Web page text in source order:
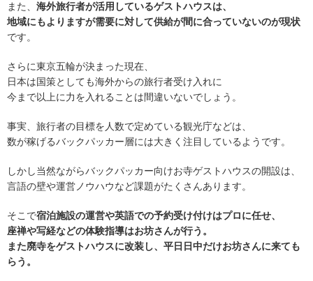
また、 海外旅行者が活用しているゲストハウスは、
地域にもよりますが需要に対して供給が間に合っていないのが現状
です。
さらに東京五輪が決まった現在、
日本は国策としても海外からの旅行者受け入れに
今まで以上に力を入れることは間違いないでしょう。
事実、旅行者の目標を人数で定めている観光庁などは、
数が稼げるバックパッカー層には大きく注目しているようです。
しかし当然ながらバックパッカー向けお寺ゲストハウスの開設は、
言語の壁や運営ノウハウなど課題がたくさんあります。
そこで宿泊施設の運営や英語での予約受け付けはプロに任せ、
座禅や写経などの体験指導はお坊さんが行う。
また廃寺をゲストハウスに改装し、平日日中だけお坊さんに来ても
らう。